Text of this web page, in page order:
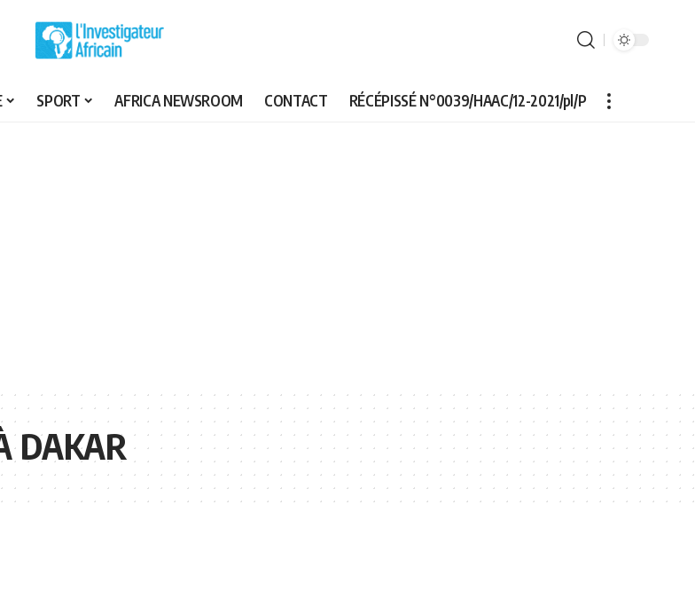
SPORT AFRICA NEWSROOM CONTACT RÉCÉPISSÉ N°0039/HAAC/12-2021/pl/P
DAKAR